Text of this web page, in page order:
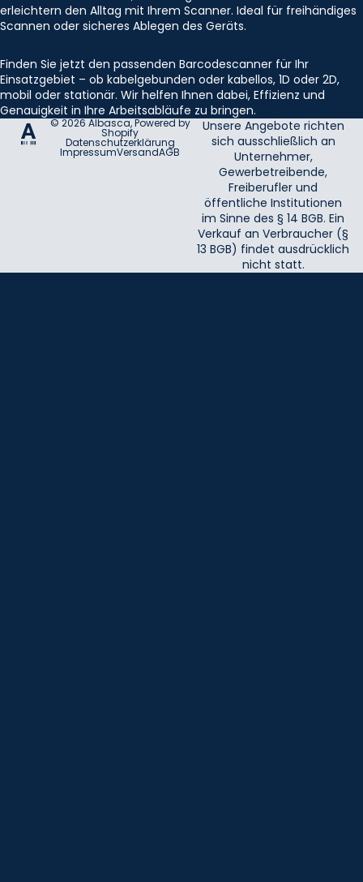
erleichtern den Alltag mit Ihrem Scanner. Ideal für freihändiges
Scannen oder sicheres Ablegen des Geräts.
Finden Sie jetzt den passenden Barcodescanner für Ihr
Einsatzgebiet – ob kabelgebunden oder kabellos, 1D oder 2D,
mobil oder stationär. Wir helfen Ihnen dabei, Effizienz und
Genauigkeit in Ihre Arbeitsabläufe zu bringen.
© 2026Albasca, Powered by
Shopify
Datenschutzerklärung
ImpressumVersandAGB
Unsere Angebote richten
sich ausschließlich an
Unternehmer,
Gewerbetreibende,
Freiberufler und
öffentliche Institutionen
im Sinne des § 14 BGB. Ein
Verkauf an Verbraucher (§
13 BGB) findet ausdrücklich
nicht statt.